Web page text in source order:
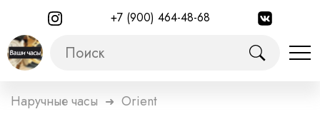
+7 (900) 464-48-68
Наручные часы ➜ Orient